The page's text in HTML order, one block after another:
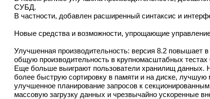
СУБД.
В частности, добавлен расширенный синтаксис и
Новые средства и возможности, упрощающие
Улучшенная производительность: версия 8.2 повышает
общую производительность в крупномасштабных тестах
Еще больше выиграют пользователи хранилищ данных.
более быструю сортировку в памяти и на диске,
улучшенное планирование запросов к
массовую загрузку данных и чрезвычайно ускоренные